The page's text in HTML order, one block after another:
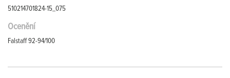
510214701824-15_075
Ocenění
Falstaff 92-94/100